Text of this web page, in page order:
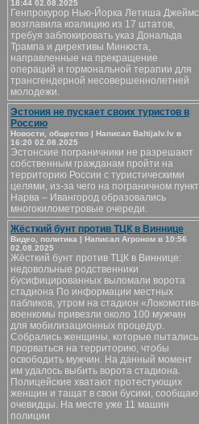
18:44 02.08.2025
Генпрокурор Нью-Йорка Летиша Джеймс
возглавила коалицию из 17 штатов,
требуя заблокировать указ Дональда
Трампа и директивы Минюста,
направленные на прекращение
операций и гормональной терапии для
трансгендерной несовершеннолетней
молодежи.
Эстония не пускает своих туристов в
Россию
Новости, общество | Написал Baltijalv.lv в
16:20 02.08.2025
Эстонские пограничники не разрешают
собственным гражданам пройти на
территорию России с туристическими
целями, из-за чего на пограничном
Нарва – Ивангород образовались
многокилометровые очереди.
Жёсткий бунт против ТЦК в Виннице
Видео, политика | Написал Агроном в 10:56
02.08.2025
Жёсткий бунт против ТЦК в Виннице:
недовольные родственники
бусифицированных выломали ворота
стадиона По информации местных
пабликов, утром на стадион
военкомы привезли около 100 мужчин
для мобилизационных процедур.
Собрались женщины, которые пытались
прорваться на территорию, чтобы
освободить мужчин. На данный момент
им удалось выбить ворота стадиона.
Полицейские хватают протестующих
женщин и тащат в свои бусики,
очевидцы. На месте уже 11 машин
полиции